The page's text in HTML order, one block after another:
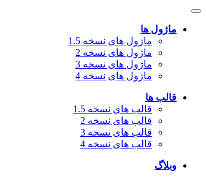
ماژول ها
ماژول های نسخه 1.5
ماژول های نسخه 2
ماژول های نسخه 3
ماژول های نسخه 4
قالب ها
قالب های نسخه 1.5
قالب های نسخه 2
قالب های نسخه 3
قالب های نسخه 4
وبلاگ